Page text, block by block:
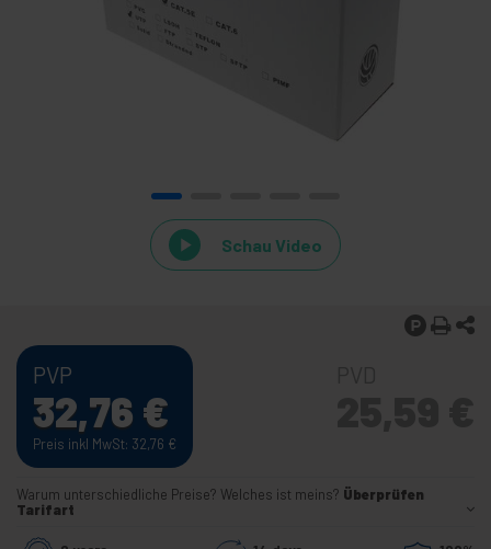
Schau Video
PVP
32,76 €
Preis inkl MwSt: 32,76 €
Warum unterschiedliche Preise? Welches ist meins? Überprüfen
Tarifart